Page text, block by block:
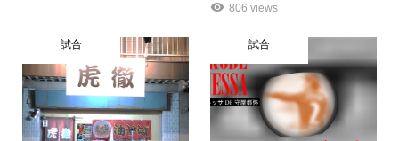
806 views
試合 試合